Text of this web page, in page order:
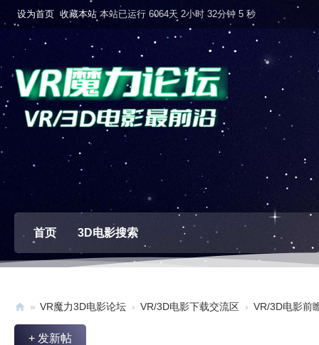
设为首页 收藏本站 本站已运行 6064天 2小时 32分钟 6 秒
首页 3D电影搜索
V
» VR魔力3D电影论坛 › VR/3D电影下载交流区 › VR/3D电影前
+ 发新帖